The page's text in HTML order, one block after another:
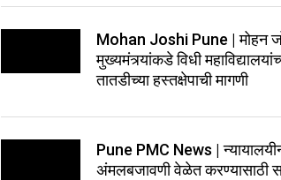
Mohan Joshi Pune | मोहन
मुख्यमंत्र्यांकडे विधी
तातडीच्या हस्तक्षेपाची मागणी
Pune PMC News |
अंमलबजावणी वेळेत करण्यासाठी